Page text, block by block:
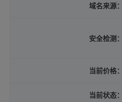
域名来源：
安全检测：
当前价格：
当前状态：